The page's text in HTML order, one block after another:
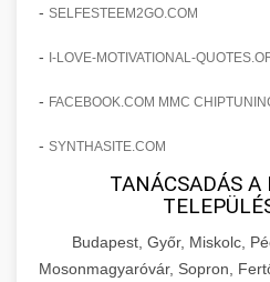
amelyek valós
marketing
útjáról, bemutatva az
virágzó vállalkozásig
klinika
Érdeklődés 150%-
Technikák és
érdeklődésének és
növeléséhez. Egy
esettanulmány
🎮 19. AI Google
Kampány
Fejlett AI-alapú Google
- SELFESTEEM2GO.COM
- I-LOVE-MOTIVATIONAL-
- FACEBOOK.COM MMC
- SYNTHASITE.COM
TANÁCSADÁS A
Budapest, Győr, Miskolc,
Mosonmagyaróvár, Sopron,